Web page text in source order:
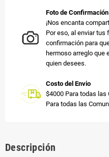
Foto de Confirmación
¡Nos encanta
Por eso, al enviar tus
confirmación para
hermoso arreglo que
quien desees.
Costo del Envio
$4000 Para todas las
Para todas las
Descripción